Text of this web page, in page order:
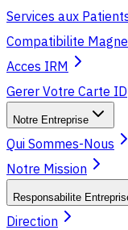
Services aux
Compatibilite
Acces IRM
Gerer Votre Carte ID
Notre Entreprise
Qui Sommes-Nous
Notre Mission
Responsabilite
Direction